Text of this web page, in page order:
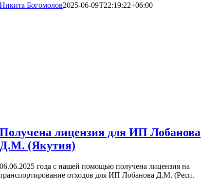
Никита Богомолов2025-06-09T22:19:22+06:00
Получена лицензия для ИП Лобанова
Д.М. (Якутия)
06.06.2025 года с нашей помощью получена лицензия на
транспортирование отходов для ИП Лобанова Д.М. (Респ.